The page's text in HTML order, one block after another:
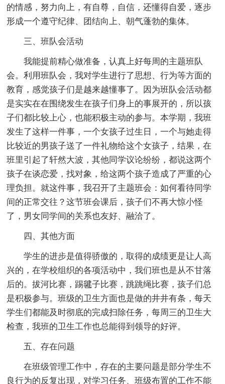
的情感，努力向上，有自尊，自信，还懂得自爱，逐步
形成一个遵守纪律、团结向上、朝气蓬勃的集体。
三、班队会活动
我能提前精心做准备，认真上好每周的主题班队
会。利用班队会，我对学生进行了思想、行为等方面的
教育，感觉孩子们是越来越懂事了。因为班队会活动都
是实实在在围绕发生在孩子们身上的事展开的，所以孩
子们都比较上心，也能积极主动的参与。本学期，我班
发生了这样一件事，一个女孩子过生日，一个与她走得
比较近的男孩子送了一件礼物给这个女孩子，结果，在
班里引起了轩然大波，其他同学议论纷纷，都说这两个
孩子在谈恋爱，找对象，给这两个孩子造成了严重的心
理负担。就这件事，我召开了主题班会：如何看待同学
间的正常交往？这节班会课后，孩子们不再大惊小怪
了，男女同学间的关系也友好、融洽了。
四、其他方面
学生的进步是值得骄傲的，取得的成绩更是让人高
兴的，在学校组织的各项活动中，我们班也是从不甘落
后的。拔河比赛，踢毽子比赛，跳跳绳比赛，孩子们总
是积极参与。班级的卫生方面也是做的井井有条，每天
学生们都能及时彻底的完成扫除任务，每周三的卫生大
检查，我班的卫生工作也总能得到领导的好评。
五、存在问题
在班级管理工作中，存在的主要问题是部分学生不
良行为的反复出现，对学习任务、班级布置的工作不能